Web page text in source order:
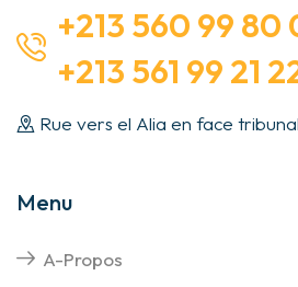
+213 560 99 80
+213 561 99 21
Rue vers el Alia en face
Menu
A-Propos